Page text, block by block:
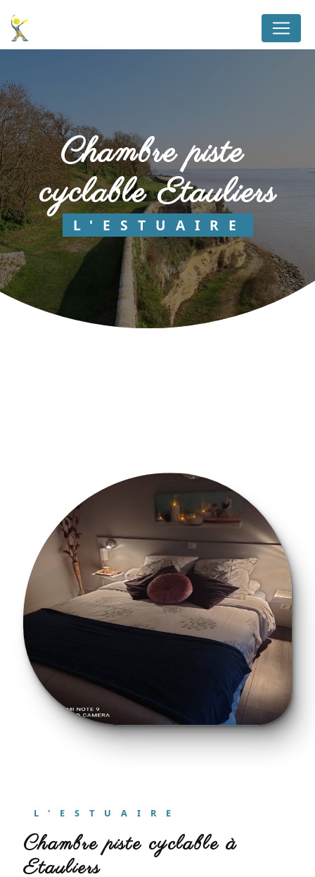
chambre piste
cyclable Etauliers
L'ESTUAIRE
L'ESTUAIRE
chambre piste cyclable à
Etauliers